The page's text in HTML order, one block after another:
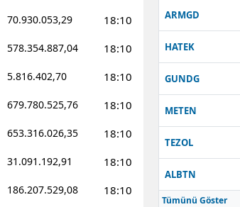
Konya
Kütahya
Malatya
Manisa
Kahramanmaraş
Mardin
Muğla
70.930.053,29 18:10
578.354.887,04 18:10
5.816.402,70 18:10
679.780.525,76 18:10
653.316.026,35 18:10
31.091.192,91 18:10
186.207.529,08 18:10
ARMGD
HATEK
GUNDG
METEN
TEZOL
ALBTN
Tümünü Göster